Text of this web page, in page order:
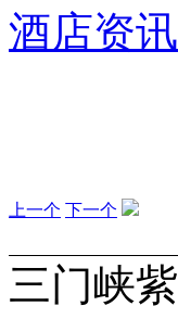
酒店资讯
上一个 下一个
三门峡